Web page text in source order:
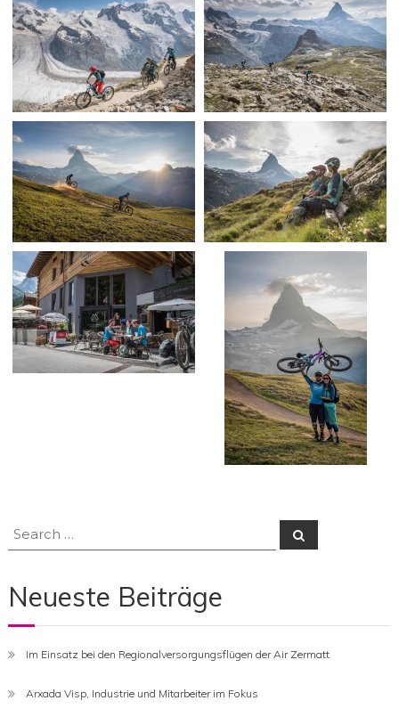
Search
for:
Search
Neueste Beiträge
Im Einsatz bei den Regionalversorgungsflügen der Air Zermatt
Arxada Visp, Industrie und Mitarbeiter im Fokus